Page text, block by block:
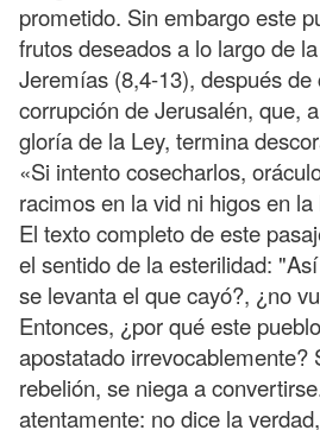
prometido. Sin embargo este
frutos deseados a lo largo de
Jeremías (8,4-13), después de
corrupción de Jerusalén, que,
gloría de la Ley, termina
«Si intento cosecharlos,
racimos en la vid ni higos en la
El texto completo de este
el sentido de la esterilidad:
se levanta el que cayó?, ¿no
Entonces, ¿por qué este
apostatado irrevocablemente?
rebelión, se niega a
atentamente: no dice la